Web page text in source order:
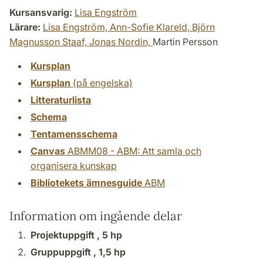
Kursansvarig: Lisa Engström
Lärare: Lisa Engström, Ann-Sofie Klareld, Björn
Magnusson Staaf, Jonas Nordin, Martin Persson
Kursplan
Kursplan (på engelska)
Litteraturlista
Schema
Tentamensschema
Canvas ABMM08 - ABM: Att samla och
organisera kunskap
Bibliotekets ämnesguide ABM
Information om ingående delar
Projektuppgift , 5 hp
Gruppuppgift , 1,5 hp